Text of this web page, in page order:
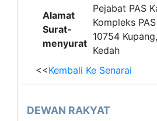
Alamat
Surat-
menyurat
Pejabat PAS
Kompleks
10754
Kedah
<<Kembali Ke Senarai
DEWAN RAKYAT